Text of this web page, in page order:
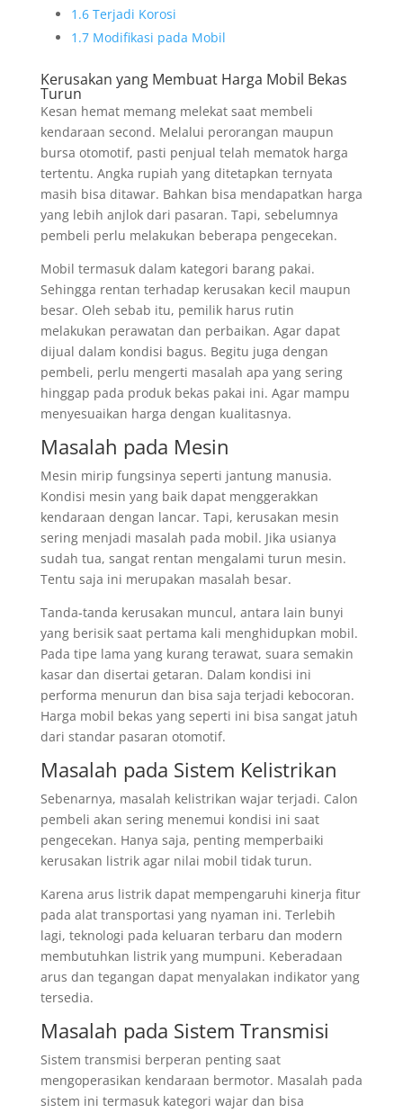
1.6Terjadi Korosi
1.7Modifikasi pada Mobil
Kerusakan yang Membuat Harga Mobil Bekas
Turun
Kesan hemat memang melekat saat membeli
kendaraan second. Melalui perorangan maupun
bursa otomotif, pasti penjual telah mematok harga
tertentu. Angka rupiah yang ditetapkan ternyata
masih bisa ditawar. Bahkan bisa mendapatkan harga
yang lebih anjlok dari pasaran. Tapi, sebelumnya
pembeli perlu melakukan beberapa pengecekan.
Mobil termasuk dalam kategori barang pakai.
Sehingga rentan terhadap kerusakan kecil maupun
besar. Oleh sebab itu, pemilik harus rutin
melakukan perawatan dan perbaikan. Agar dapat
dijual dalam kondisi bagus. Begitu juga dengan
pembeli, perlu mengerti masalah apa yang sering
hinggap pada produk bekas pakai ini. Agar mampu
menyesuaikan harga dengan kualitasnya.
Masalah pada Mesin
Mesin mirip fungsinya seperti jantung manusia.
Kondisi mesin yang baik dapat menggerakkan
kendaraan dengan lancar. Tapi, kerusakan mesin
sering menjadi masalah pada mobil. Jika usianya
sudah tua, sangat rentan mengalami turun mesin.
Tentu saja ini merupakan masalah besar.
Tanda-tanda kerusakan muncul, antara lain bunyi
yang berisik saat pertama kali menghidupkan mobil.
Pada tipe lama yang kurang terawat, suara semakin
kasar dan disertai getaran. Dalam kondisi ini
performa menurun dan bisa saja terjadi kebocoran.
Harga mobil bekas yang seperti ini bisa sangat jatuh
dari standar pasaran otomotif.
Masalah pada Sistem Kelistrikan
Sebenarnya, masalah kelistrikan wajar terjadi. Calon
pembeli akan sering menemui kondisi ini saat
pengecekan. Hanya saja, penting memperbaiki
kerusakan listrik agar nilai mobil tidak turun.
Karena arus listrik dapat mempengaruhi kinerja fitur
pada alat transportasi yang nyaman ini. Terlebih
lagi, teknologi pada keluaran terbaru dan modern
membutuhkan listrik yang mumpuni. Keberadaan
arus dan tegangan dapat menyalakan indikator yang
tersedia.
Masalah pada Sistem Transmisi
Sistem transmisi berperan penting saat
mengoperasikan kendaraan bermotor. Masalah pada
sistem ini termasuk kategori wajar dan bisa